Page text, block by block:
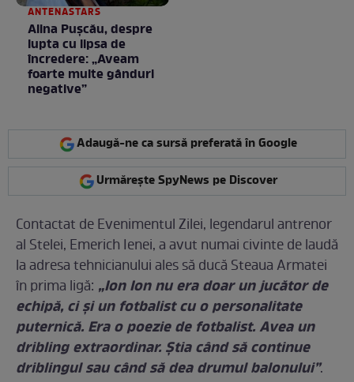
ANTENASTARS
Alina Pușcău, despre
lupta cu lipsa de
încredere: „Aveam
foarte multe gânduri
negative”
Adaugă-ne ca sursă preferată în Google
Urmărește SpyNews pe Discover
Contactat de Evenimentul Zilei, legendarul antrenor
al Stelei, Emerich Ienei, a avut numai civinte de laudă
la adresa tehnicianului ales să ducă Steaua Armatei
în prima ligă: „Ion Ion nu era doar un jucător de
echipă, ci și un fotbalist cu o personalitate
puternică. Era o poezie de fotbalist. Avea un
dribling extraordinar. Știa când să continue
driblingul sau când să dea drumul balonului”.